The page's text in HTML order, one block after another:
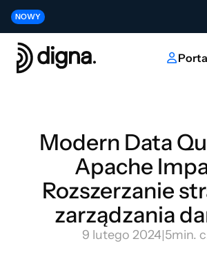
NOWYWersja 2026.06 — wprowadzenie Data
NOWY Współtwórz przyszłość innowacji w
Modern Data
Apache
Rozszerzanie
zarządzania
9 lutego 2024|5min.